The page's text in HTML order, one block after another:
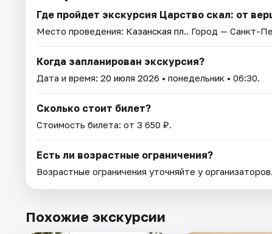
Где пройдет экскурсия Царство скал: от
Место проведения: Казанская пл.. Город — Санкт-
Когда запланирован экскурсия?
Дата и время: 20 июля 2026 • понедельник • 06:30.
Сколько стоит билет?
Стоимость билета: от 3 650 ₽.
Есть ли возрастные ограничения?
Возрастные ограничения уточняйте у организаторов.
Похожие экскурсии